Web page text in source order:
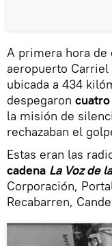
A primera hora de
aeropuerto
ubicada a 434
despegaron
la misión de
rechazaban el
Estas eran las
cadena La Voz de
Corporación,
Recabarren,